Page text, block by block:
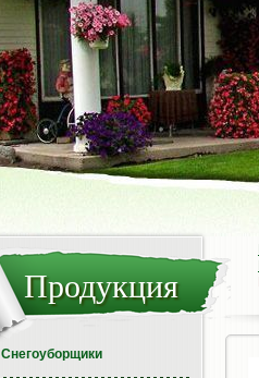
Продукция
Снегоуборщики